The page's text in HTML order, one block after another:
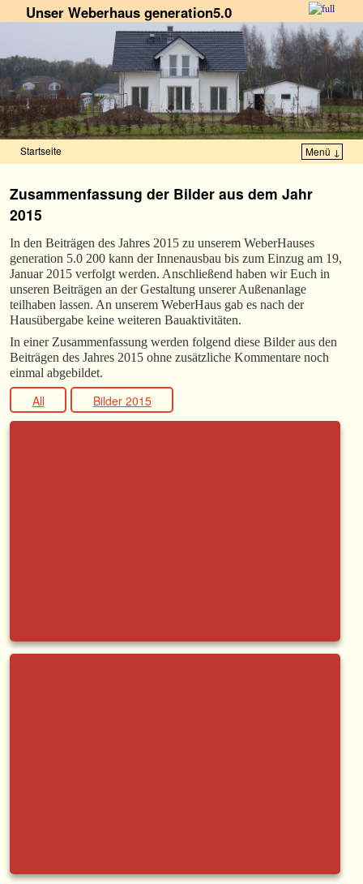
Unser Weberhaus generation5.0
Startseite Menü ↓
Zusammenfassung der Bilder aus dem Jahr
2015
In den Beiträgen des Jahres 2015 zu unserem WeberHauses
generation 5.0 200 kann der Innenausbau bis zum Einzug am 19,
Januar 2015 verfolgt werden. Anschließend haben wir Euch in
unseren Beiträgen an der Gestaltung unserer Außenanlage
teilhaben lassen. An unserem WeberHaus gab es nach der
Hausübergabe keine weiteren Bauaktivitäten.
In einer Zusammenfassung werden folgend diese Bilder aus den
Beiträgen des Jahres 2015 ohne zusätzliche Kommentare noch
einmal abgebildet.
All Bilder 2015